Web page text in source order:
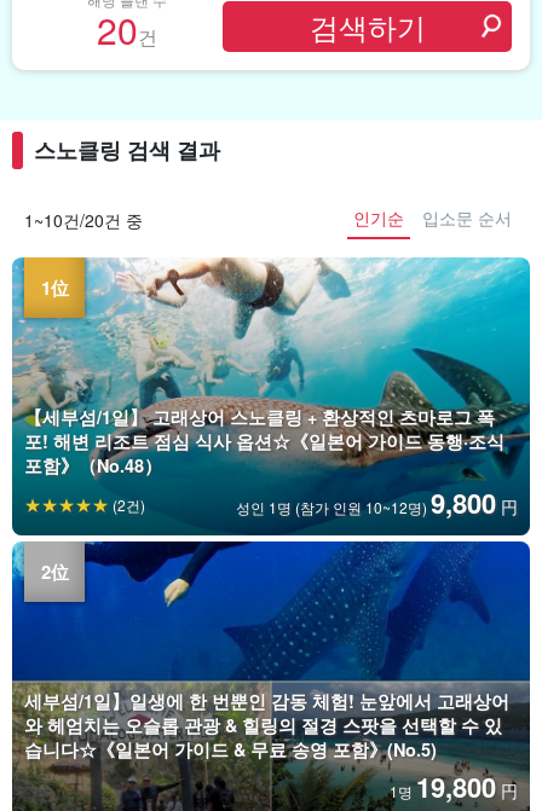
20건
스노클링 검색 결과
1~10건/20건 중 인기순 입소문 순서
【세부섬/1일】 고래상어 스노클링 + 환상적인 츠마로그 폭
포! 해변 리조트 점심 식사 옵션☆《일본어 가이드 동행·조식
포함》（No.48）
성인 1명 (참가 인원 10~12명) 9,800 円
(2건)
세부섬/1일】일생에 한 번뿐인 감동 체험! 눈앞에서 고래상어
와 헤엄치는 오슬롭 관광 & 힐링의 절경 스팟을 선택할 수 있
습니다☆《일본어 가이드 & 무료 송영 포함》(No.5)
1명 19,800 円